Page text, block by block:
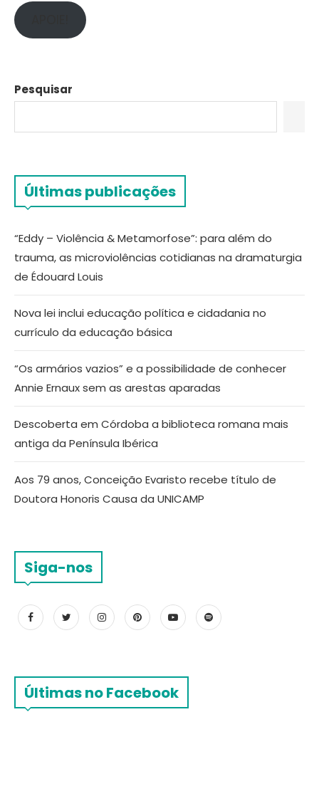
Pesquisar
Últimas publicações
“Eddy – Violência & Metamorfose”: para além do
trauma, as microviolências cotidianas na dramaturgia
de Édouard Louis
Nova lei inclui educação política e cidadania no
currículo da educação básica
“Os armários vazios” e a possibilidade de conhecer
Annie Ernaux sem as arestas aparadas
Descoberta em Córdoba a biblioteca romana mais
antiga da Península Ibérica
Aos 79 anos, Conceição Evaristo recebe título de
Doutora Honoris Causa da UNICAMP
Siga-nos
Últimas no Facebook